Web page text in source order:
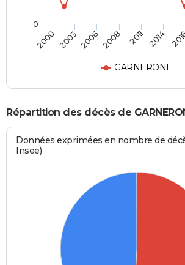
GARNERONE
2000 200320062008 2011 2014
0
Répartition des décès de
Données exprimées en nombre de
Insee)